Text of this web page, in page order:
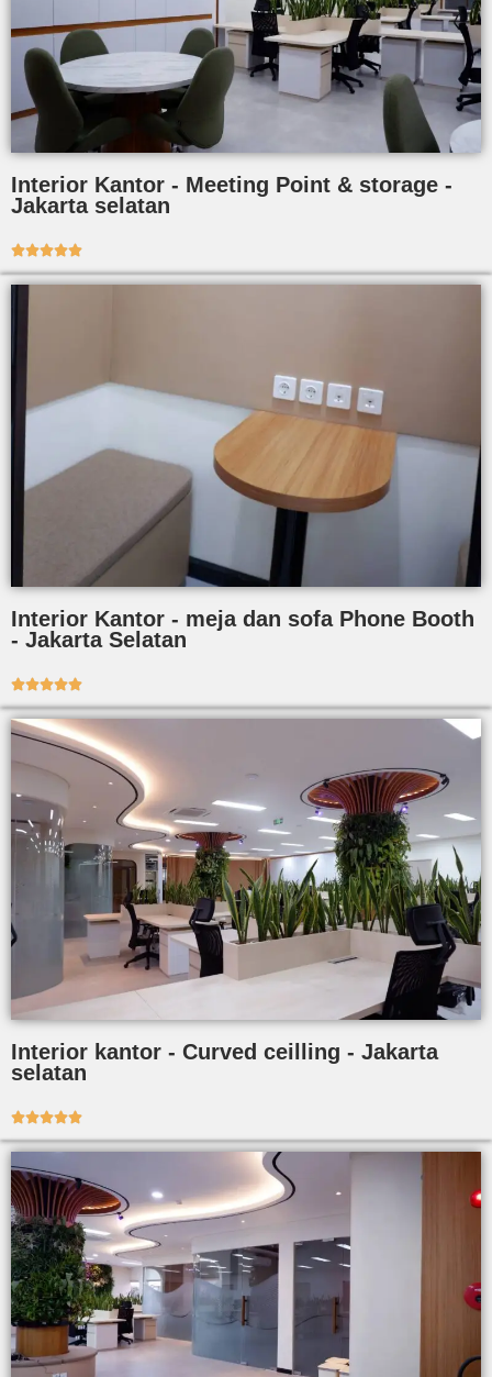
Interior Kantor - Meeting Point & storage -
Jakarta selatan

Interior Kantor - meja dan sofa Phone Booth
- Jakarta Selatan

Interior kantor - Curved ceilling - Jakarta
selatan
